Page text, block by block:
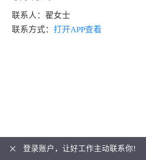
联系人： 翟女士
联系方式： 打开APP查看
登录账户，让好工作主动联系你!